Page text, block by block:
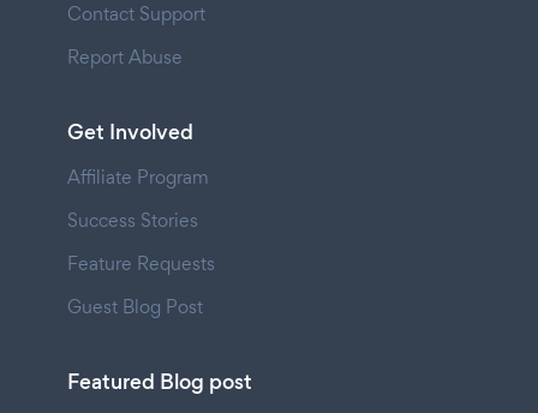
Contact Support
Report Abuse
Get Involved
Affiliate Program
Success Stories
Feature Requests
Guest Blog Post
Featured Blog post